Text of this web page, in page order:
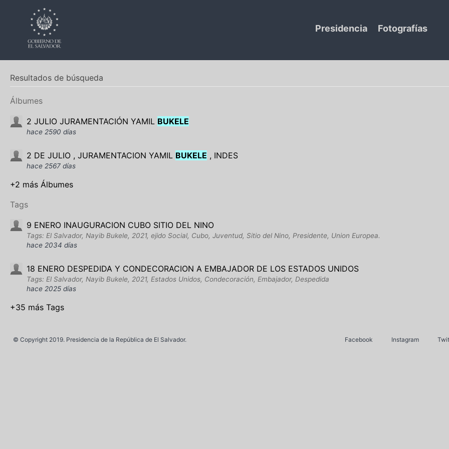
Presidencia Fotografías
Resultados de búsqueda
Álbumes
2 JULIO JURAMENTACIÓN YAMIL BUKELE
hace 2590 días
2 DE JULIO , JURAMENTACION YAMIL BUKELE , INDES
hace 2567 días
+2 más Álbumes
Tags
9 ENERO INAUGURACION CUBO SITIO DEL NINO
Tags: El Salvador, Nayib Bukele, 2021, ejido Social, Cubo, Juventud, Sitio del Nino, Presidente, Union Europea.
hace 2034 días
18 ENERO DESPEDIDA Y CONDECORACION A EMBAJADOR DE LOS ESTADOS UNIDOS
Tags: El Salvador, Nayib Bukele, 2021, Estados Unidos, Condecoración, Embajador, Despedida
hace 2025 días
+35 más Tags
© Copyright 2019. Presidencia de la República de El Salvador. Facebook Instagram